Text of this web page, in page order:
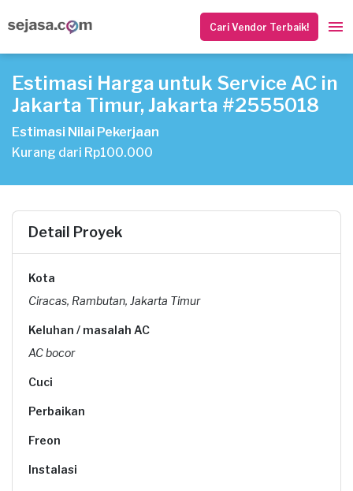
Cari Vendor Terbaik!
Estimasi Harga untuk Service AC in
Jakarta Timur, Jakarta #2555018
Estimasi Nilai Pekerjaan
Kurang dari Rp100.000
Detail Proyek
Kota
Ciracas, Rambutan, Jakarta Timur
Keluhan / masalah AC
AC bocor
Cuci
Perbaikan
Freon
Instalasi